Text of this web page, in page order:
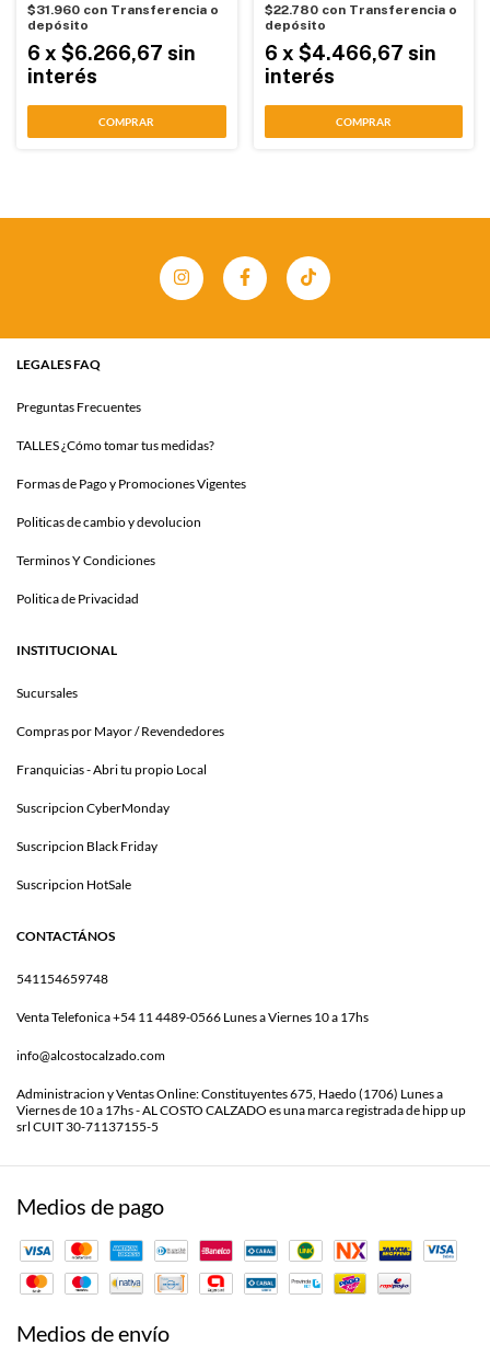
$31.960 con Transferencia o
depósito
6 x $6.266,67 sin
interés
COMPRAR
$22.780 con Transferencia o
depósito
6 x $4.466,67 sin
interés
COMPRAR
LEGALES FAQ
Preguntas Frecuentes
TALLES ¿Cómo tomar tus medidas?
Formas de Pago y Promociones Vigentes
Politicas de cambio y devolucion
Terminos Y Condiciones
Politica de Privacidad
INSTITUCIONAL
Sucursales
Compras por Mayor / Revendedores
Franquicias - Abri tu propio Local
Suscripcion CyberMonday
Suscripcion Black Friday
Suscripcion HotSale
CONTACTÁNOS
541154659748
Venta Telefonica +54 11 4489-0566 Lunes a Viernes 10 a 17hs
info@alcostocalzado.com
Administracion y Ventas Online: Constituyentes 675, Haedo (1706) Lunes a
Viernes de 10 a 17hs - AL COSTO CALZADO es una marca registrada de hipp up
srl CUIT 30-71137155-5
Medios de pago
Medios de envío